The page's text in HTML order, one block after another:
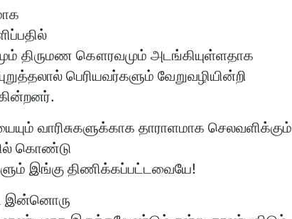
திருமண கௌரவமும் அடங்கியுள்ளதாக
பெரியவர்களும் வேறுவழியின்றி
வாரிசுகளுக்காக தாராளமாக செலவளிக்கும்
கொண்டு
இங்கு திணிக்கப்பட்டவையே!
இன்னொரு